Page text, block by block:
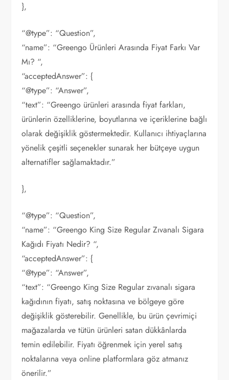
},
“@type”: “Question”,
“name”: “Greengo Ürünleri Arasında Fiyat Farkı Var
Mı? “,
“acceptedAnswer”: {
“@type”: “Answer”,
“text”: “Greengo ürünleri arasında fiyat farkları,
ürünlerin özelliklerine, boyutlarına ve içeriklerine bağlı
olarak değişiklik göstermektedir. Kullanıcı ihtiyaçlarına
yönelik çeşitli seçenekler sunarak her bütçeye uygun
alternatifler sağlamaktadır.”
},
“@type”: “Question”,
“name”: “Greengo King Size Regular Zıvanalı Sigara
Kağıdı Fiyatı Nedir? “,
“acceptedAnswer”: {
“@type”: “Answer”,
“text”: “Greengo King Size Regular zıvanalı sigara
kağıdının fiyatı, satış noktasına ve bölgeye göre
değişiklik gösterebilir. Genellikle, bu ürün çevrimiçi
mağazalarda ve tütün ürünleri satan dükkânlarda
temin edilebilir. Fiyatı öğrenmek için yerel satış
noktalarına veya online platformlara göz atmanız
önerilir.”